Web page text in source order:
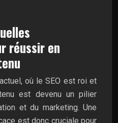
réussir en
où le SEO est roi et
est devenu un pilier
et du marketing. Une
est donc cruciale pour